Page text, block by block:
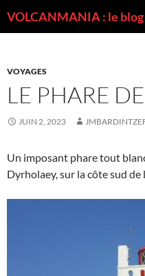
VOYAGES
LE PHARE
JUIN 2, 2023
Un imposant phare tout
Dyrholaey, sur la côte sud de